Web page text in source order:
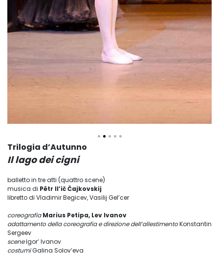
Trilogia d’Autunno
Il lago dei cigni
balletto in tre atti (quattro scene)
musica di Pëtr Il’ič Čajkovskij
libretto di Vladimir Begicev, Vasilij Gel’cer
coreografia Marius Petipa, Lev Ivanov
adattamento della coreografia e direzione dell’allestimentoKonstantin
Sergeev
sceneIgor’ Ivanov
costumiGalina Solov’eva